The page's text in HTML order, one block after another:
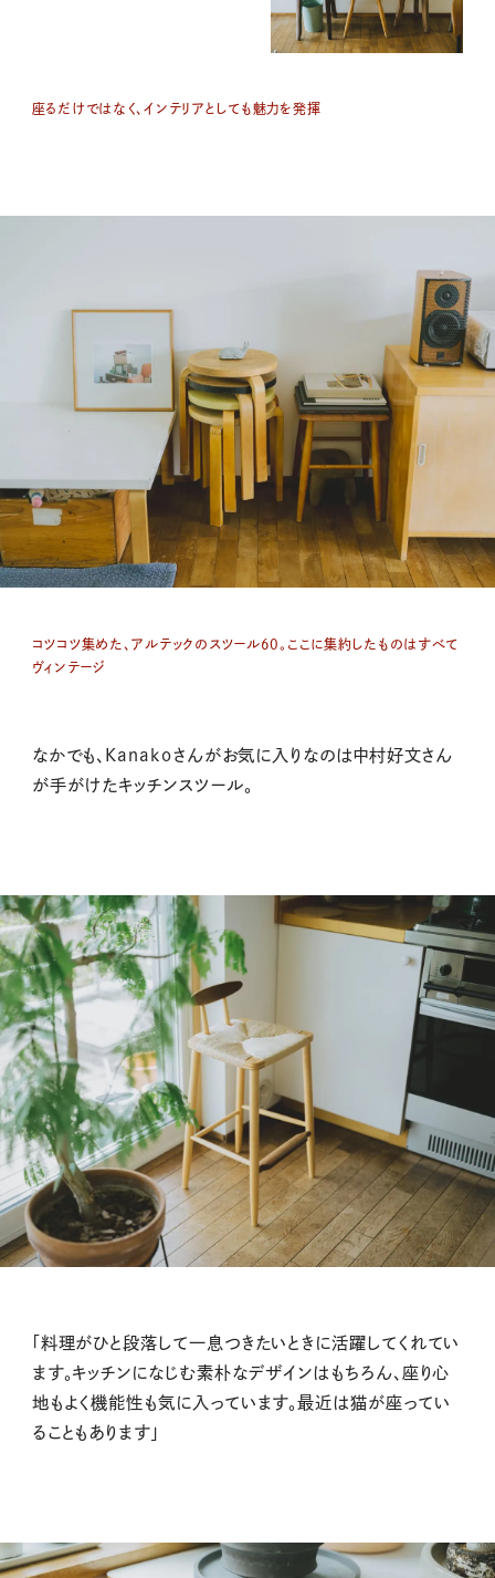
座るだけではなく、インテリアとしても魅力を発揮
コツコツ集めた、アルテックのスツール60。ここに集約したものはすべて
ヴィンテージ
なかでも、Kanakoさんがお気に入りなのは中村好文さん
が手がけたキッチンスツール。
「料理がひと段落して一息つきたいときに活躍してくれてい
ます。キッチンになじむ素朴なデザインはもちろん、座り心
地もよく機能性も気に入っています。最近は猫が座ってい
ることもあります」